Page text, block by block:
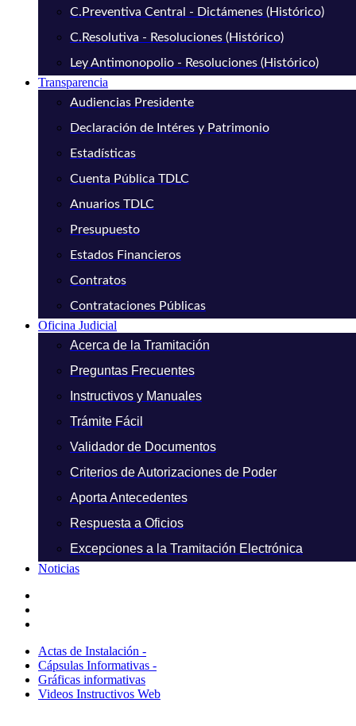
C.Preventiva Central - Dictámenes (Histórico)
C.Resolutiva - Resoluciones (Histórico)
Ley Antimonopolio - Resoluciones (Histórico)
Transparencia
Audiencias Presidente
Declaración de Intéres y Patrimonio
Estadísticas
Cuenta Pública TDLC
Anuarios TDLC
Presupuesto
Estados Financieros
Contratos
Contrataciones Públicas
Oficina Judicial
Acerca de la Tramitación
Preguntas Frecuentes
Instructivos y Manuales
Trámite Fácil
Validador de Documentos
Criterios de Autorizaciones de Poder
Aporta Antecedentes
Respuesta a Oficios
Excepciones a la Tramitación Electrónica
Noticias
Actas de Instalación -
Cápsulas Informativas -
Gráficas informativas
Videos Instructivos Web